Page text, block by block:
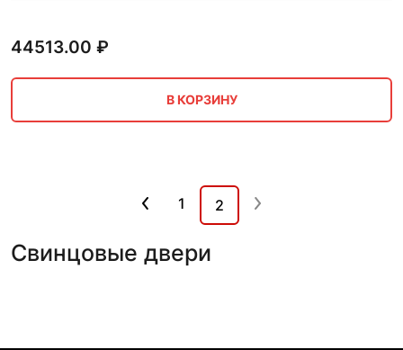
44513.00 ₽
В КОРЗИНУ
1 2
Свинцовые двери